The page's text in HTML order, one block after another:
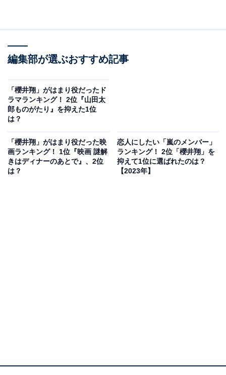
2位：『ヤッターマン』：高田ガン
メ『タイムボカンシリーズ ヤッターマン』を原作とした
映画で、主人公の高田ガンを櫻井さんが担当。三池崇史
さんが監督を務め、国民的人気のアニメを実写化しまし
ヒロインのアイちゃんは福田沙紀さん、おなじみのドロ
ンジョを深田恭子さんが務め、ボヤッキーは生瀬勝久さ
編集部が選ぶおすすめ記事
「櫻井翔」がはまり役だったド
ラマランキング！ 2位『山田太
郎ものがたり』を抑えた1位
は？
「櫻井翔」がはまり役だった映
画ランキング！ 1位『映画 謎解
きはディナーのあとで』、2位
は？
恋人にしたい「嵐のメンバー」
ランキング！ 2位「櫻井翔」を
抑えて1位に選ばれたのは？
【2023年】